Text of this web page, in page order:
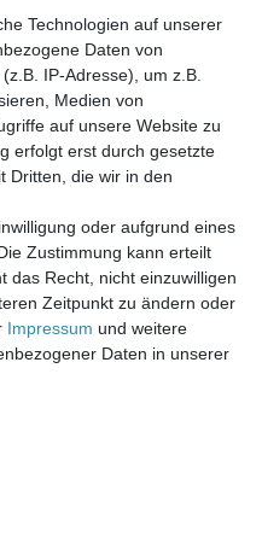
Mittwoch Ruhetag,
8.00 - 14.00 Uhr
Technologien auf unserer
Daten von
IP-Adresse), um z.B.
Medien von
auf unsere Website zu
erfolgt erst durch gesetzte
Dritten, die wir in den
oder aufgrund eines
Zustimmung kann erteilt
das Recht, nicht einzuwilligen
Zeitpunkt zu ändern oder
Impressum und weitere
Daten in unserer